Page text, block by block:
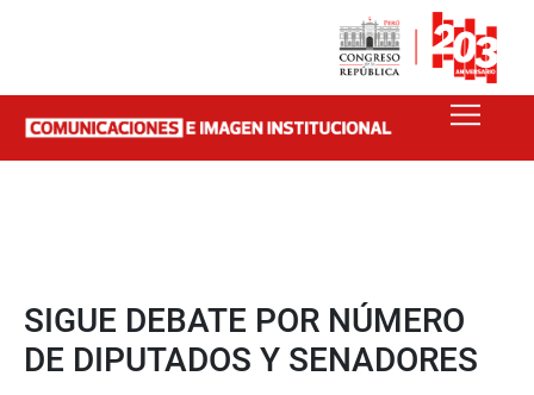
SIGUE DEBATE POR NÚMERO
DE DIPUTADOS Y SENADORES